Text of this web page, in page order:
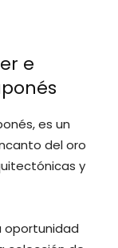
e
es un
del oro
y
oportunidad